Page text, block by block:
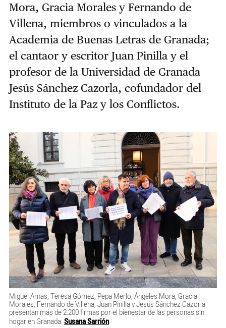
Mora, Gracia Morales y Fernando de
Villena, miembros o vinculados a la
Academia de Buenas Letras de Granada;
el cantaor y escritor Juan Pinilla y el
profesor de la Universidad de Granada
Jesús Sánchez Cazorla, cofundador del
Instituto de la Paz y los Conflictos.
Miguel Arnas, Teresa Gómez, Pepa Merlo, Ángeles Mora, Gracia
Morales, Fernando de Villena, Juan Pinilla y Jesús Sánchez Cazorla
presentan más de 2.200 firmas por el bienestar de las personas sin
hogar en Granada. Susana Sarrión